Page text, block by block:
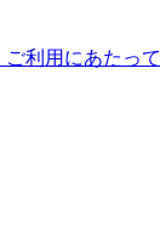
ご利用にあたって